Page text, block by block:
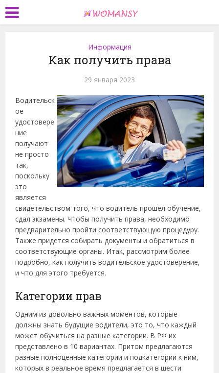
Информация
Как получить права
29 января 2023
Водительск
ое
удостовере
ние
получают
не просто
так,
поскольку
это
является
свидетельством того, что водитель прошел обучение,
сдал экзамены. Чтобы получить права, необходимо
предварительно пройти соответствующую процедуру.
Также придется собирать документы и обратиться в
соответствующие органы. Итак, рассмотрим более
подробно, как получить водительское удостоверение,
и что для этого требуется.
Категории прав
Одним из довольно важных моментов, которые
должны знать будущие водители, это то, что каждый
может обучиться на разные категории. В РФ их
представлено в 10 вариантах. Притом предлагаются
разные полноценные категории и подкатегории к ним,
которых в реальное время предлагается в шести